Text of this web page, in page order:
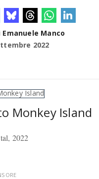
Island
Emanuele Manco
2022
Monkey Island
, 2022